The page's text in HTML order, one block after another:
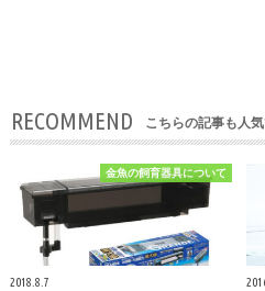
RECOMMEND こちらの記事も人気
金魚の飼育器具について
2018.8.7